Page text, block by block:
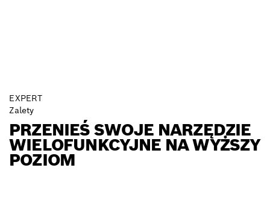
EXPERT
Zalety
PRZENIEŚ SWOJE NARZĘDZIE
WIELOFUNKCYJNE NA WYŻSZY
POZIOM